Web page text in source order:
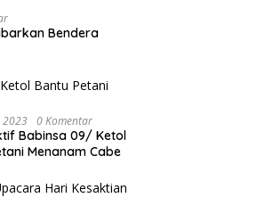
Bendera
2023 0 Komentar
Babinsa 09/ Ketol
Menanam Cabe